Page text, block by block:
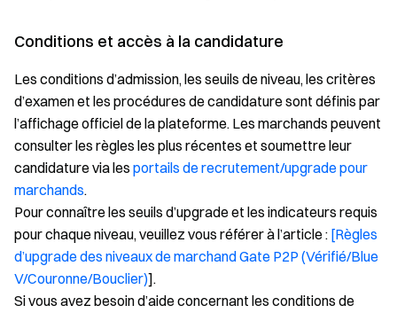
Conditions et accès à la candidature
Les conditions d’admission, les seuils de niveau, les critères
d’examen et les procédures de candidature sont définis par
l’affichage officiel de la plateforme. Les marchands peuvent
consulter les règles les plus récentes et soumettre leur
candidature via les portails de recrutement/upgrade pour
marchands.
Pour connaître les seuils d’upgrade et les indicateurs requis
pour chaque niveau, veuillez vous référer à l’article : [Règles
d’upgrade des niveaux de marchand Gate P2P (Vérifié/Blue
V/Couronne/Bouclier)].
Si vous avez besoin d’aide concernant les conditions de